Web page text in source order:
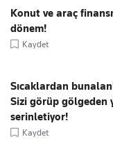
Konut ve araç
dönem!
Kaydet
Sıcaklardan
Sizi görüp gölgeden
serinletiyor!
Kaydet